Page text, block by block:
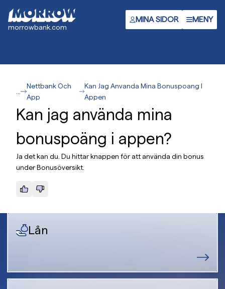
huvudinnehåll
morrowbank.com
MINA SIDOR MENY
Nettbank Och
App
Kan Jag Anvanda Mina Bonuspoang I
Appen
Kan jag använda mina
bonuspoäng i appen?
Ja det kan du. Du hittar knappen för att använda din bonus
under Bonusöversikt.
Lån